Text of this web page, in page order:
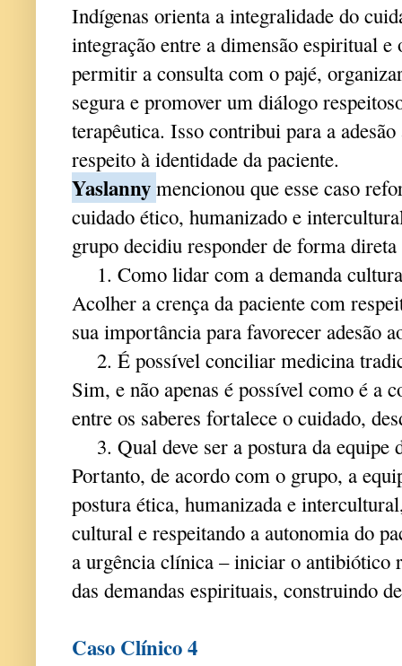
Indígenas orienta a integralidade do
integração entre a dimensão espiritual
permitir a consulta com o pajé,
segura e promover um diálogo
terapêutica. Isso contribui para a
respeito à identidade da paciente.
Yaslanny mencionou que esse caso
cuidado ético, humanizado e
grupo decidiu responder de forma direta
1. Como lidar com a demanda
Acolher a crença da paciente com
sua importância para favorecer adesão
2. É possível conciliar medicina
Sim, e não apenas é possível como é a
entre os saberes fortalece o cuidado,
3. Qual deve ser a postura da equipe
Portanto, de acordo com o grupo, a
postura ética, humanizada e
cultural e respeitando a autonomia do
a urgência clínica – iniciar o antibiótico
das demandas espirituais, construindo
Caso Clínico 4